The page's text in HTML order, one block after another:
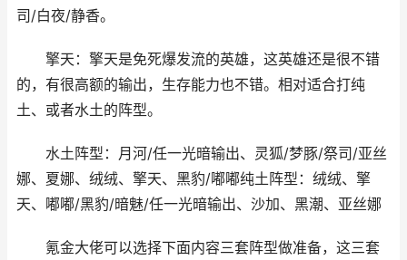
司/白夜/静香。
擎天：擎天是免死爆发流的英雄，这英雄还是很不错
的，有很高额的输出，生存能力也不错。相对适合打纯
土、或者水土的阵型。
水土阵型：月河/任一光暗输出、灵狐/梦豚/祭司/亚丝
娜、夏娜、绒绒、擎天、黑豹/嘟嘟纯土阵型：绒绒、擎
天、嘟嘟/黑豹/暗魅/任一光暗输出、沙加、黑潮、亚丝娜
氪金大佬可以选择下面内容三套阵型做准备，这三套